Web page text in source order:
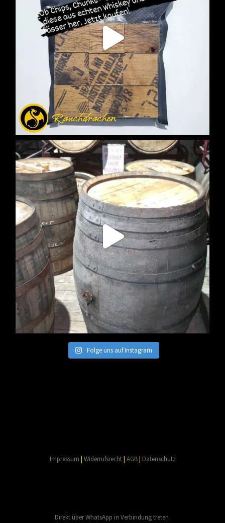
Folge uns auf Instagram
Impressum | Widerrufsrecht| AGB| Datenschutz
Direkt über WhatsApp in Verbindung treten.